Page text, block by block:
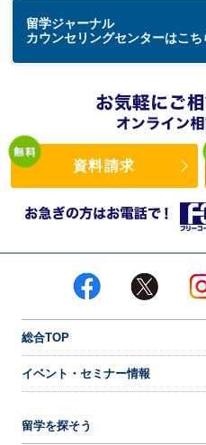
留学ジャーナル
カウンセリングセンターはこち
資料請求
総合TOP
イベント・セミナー情報
留学を探そう